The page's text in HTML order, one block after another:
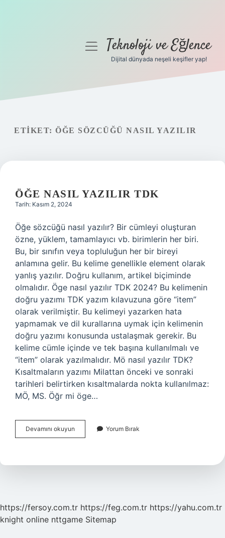
Gizlilik Politikası
menüyüTeknoloji ve Eğlence
Dijital dünyada neşeli keşifler yap!
ETIKET: ÖĞE SÖZCÜĞÜ NASIL YAZILIR
ÖĞE NASIL YAZILIR TDK
Tarih: Kasım 2, 2024
Öğe sözcüğü nasıl yazılır? Bir cümleyi oluşturan
özne, yüklem, tamamlayıcı vb. birimlerin her biri.
Bu, bir sınıfın veya topluluğun her bir bireyi
anlamına gelir. Bu kelime genellikle element olarak
yanlış yazılır. Doğru kullanım, artikel biçiminde
olmalıdır. Öge nasıl yazılır TDK 2024? Bu kelimenin
doğru yazımı TDK yazım kılavuzuna göre “item”
olarak verilmiştir. Bu kelimeyi yazarken hata
yapmamak ve dil kurallarına uymak için kelimenin
doğru yazımı konusunda ustalaşmak gerekir. Bu
kelime cümle içinde ve tek başına kullanılmalı ve
“item” olarak yazılmalıdır. Mö nasıl yazılır TDK?
Kısaltmaların yazımı Milattan önceki ve sonraki
tarihleri ​​belirtirken kısaltmalarda nokta kullanılmaz:
MÖ, MS. Öğr mi öge…
Devamını okuyun
Nasıl
Yorum Bırak
https://fersoy.com.tr https://feg.com.tr https://yahu.com.tr
knight online nttgame Sitemap